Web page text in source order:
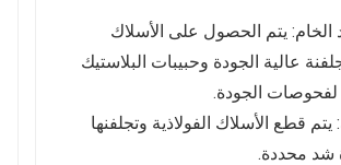
الخام: يتم الحصول على الأسلاك
عالية الجودة وحبيبات البلاستيك
يتم قطع الأسلاك الفولاذية وتجلفنها
شد محددة.